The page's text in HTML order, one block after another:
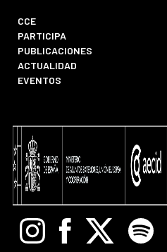
CCE
PARTICIPA
PUBLICACIONES
ACTUALIDAD
EVENTOS
InstagramFacebook
X Spotify